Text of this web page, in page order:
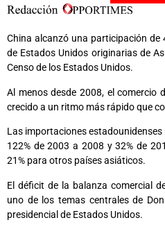
China alcanzó una participación de
de Estados Unidos originarias de
Censo de los Estados Unidos.
Al menos desde 2008, el comercio
crecido a un ritmo más rápido que
Las importaciones
122% de 2003 a 2008 y 32% de
21% para otros países asiáticos.
El déficit de la balanza comercial
uno de los temas centrales de
presidencial de Estados Unidos.